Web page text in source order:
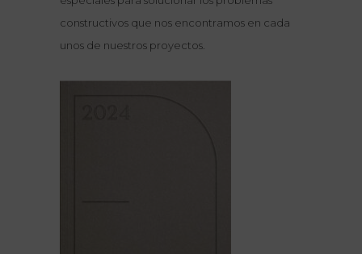
constructivos que nos encontramos en cada
unos de nuestros proyectos.